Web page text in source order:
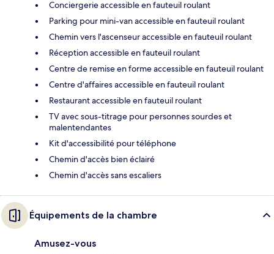
Conciergerie accessible en fauteuil roulant
Parking pour mini-van accessible en fauteuil roulant
Chemin vers l'ascenseur accessible en fauteuil roulant
Réception accessible en fauteuil roulant
Centre de remise en forme accessible en fauteuil roulant
Centre d'affaires accessible en fauteuil roulant
Restaurant accessible en fauteuil roulant
TV avec sous-titrage pour personnes sourdes et
malentendantes
Kit d'accessibilité pour téléphone
Chemin d'accès bien éclairé
Chemin d'accès sans escaliers
Équipements de la chambre
Amusez-vous